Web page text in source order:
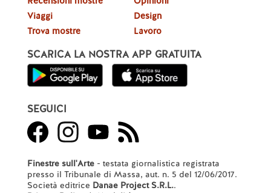
Viaggi
Trova mostre
Design
Lavoro
SCARICA LA NOSTRA APP GRATUITA
SEGUICI
Finestre sull'Arte- testata giornalistica registrata
presso il Tribunale di Massa, aut. n. 5 del 12/06/2017.
Società editrice Danae Project S.R.L..